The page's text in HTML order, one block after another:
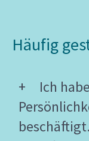
Häufig
Ich